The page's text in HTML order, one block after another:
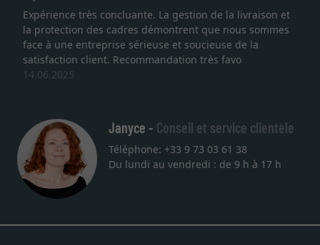
très concluante. La gestion de la livraison et
des cadres démontrent que nous sommes
entreprise sérieuse et soucieuse de la
client. Recommandation très favo
Je
Janyce - Conseil et service clientèle
Téléphone: +33 9 73 03 61 38